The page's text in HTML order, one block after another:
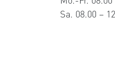
Sa. 08.00 –